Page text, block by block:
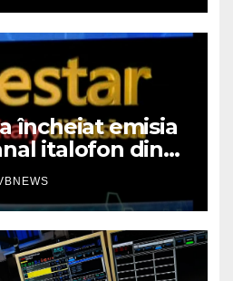
încheiat emisia
italofon din
de pe